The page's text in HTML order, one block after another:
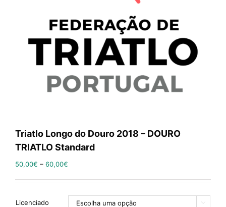
Triatlo Longo do Douro 2018 – DOURO
TRIATLO Standard
50,00€ – 60,00€
Licenciado 